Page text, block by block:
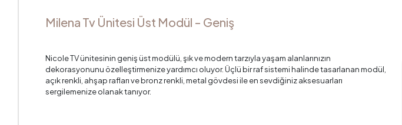
Milena Tv Ünitesi Üst Modül - Geniş
Nicole TV ünitesinin geniş üst modülü, şık ve modern tarzıyla yaşam alanlarınızın
dekorasyonunu özelleştirmenize yardımcı oluyor. Üçlü bir raf sistemi halinde tasarlanan modül,
açık renkli, ahşap rafları ve bronz renkli, metal gövdesi ile en sevdiğiniz aksesuarları
sergilemenize olanak tanıyor.